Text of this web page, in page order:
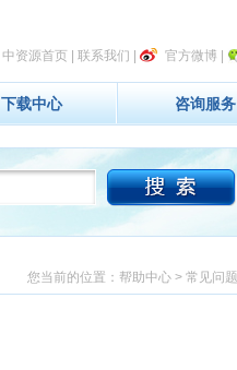
中资源首页| 联系我们 官方微博
下载中心 咨询服务